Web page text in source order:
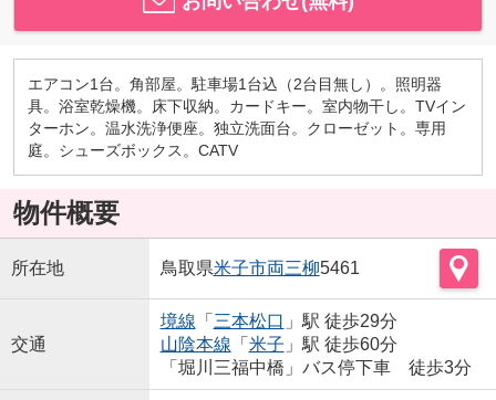
エアコン1台。角部屋。駐車場1台込（2台目無し）。照明器
具。浴室乾燥機。床下収納。カードキー。室内物干し。TVイン
ターホン。温水洗浄便座。独立洗面台。クローゼット。専用
庭。シューズボックス。CATV
物件概要
所在地 鳥取県米子市両三柳5461
交通
境線 「 三本松口 」駅 徒歩29分
山陰本線 「 米子 」駅 徒歩60分
「堀川三福中橋」バス停下車 徒歩3分